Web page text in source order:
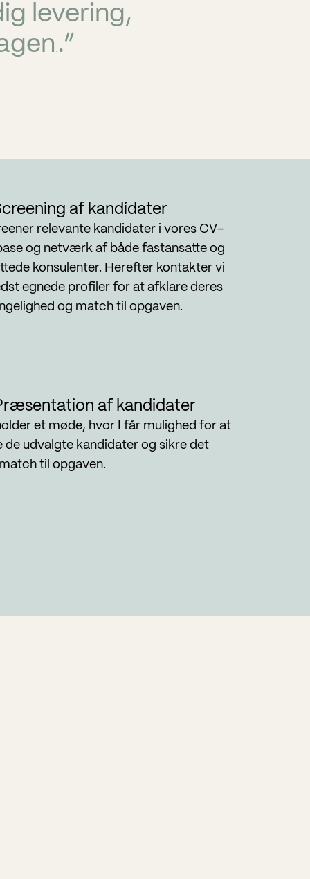
levering,
..”
af kandidater
relevante kandidater i vores CV-
og netværk af både fastansatte og
konsulenter. Herefter kontakter vi
egnede profiler for at afklare deres
og match til opgaven.
af kandidater
et møde, hvor I får mulighed for at
de udvalgte kandidater og sikre det
til opgaven.